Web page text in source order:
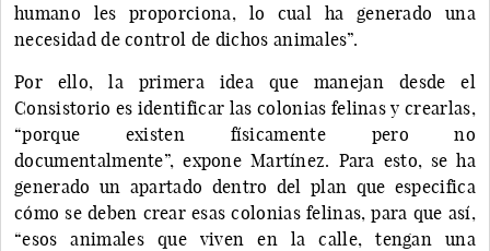
humano les proporciona, lo cual ha generado una
necesidad de control de dichos animales”.
Por ello, la primera idea que manejan desde el
Consistorio es identificar las colonias felinas y crearlas,
“porque existen físicamente pero no
documentalmente”, expone Martínez. Para esto, se ha
generado un apartado dentro del plan que especifica
cómo se deben crear esas colonias felinas, para que así,
“esos animales que viven en la calle, tengan una